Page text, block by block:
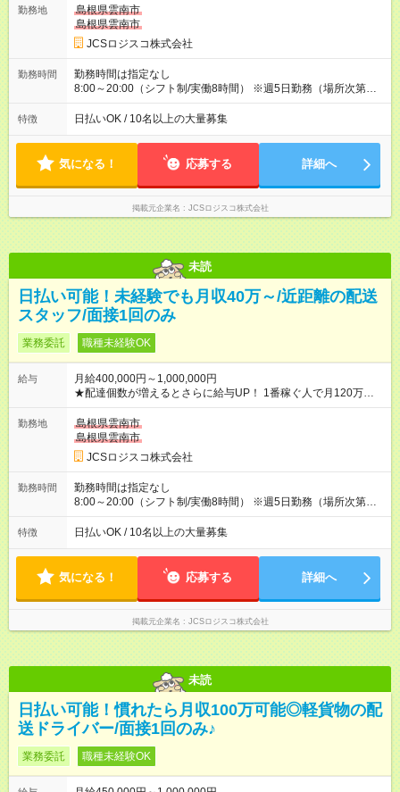
万円／週6日稼働 ・地方郊外エリア 月収40万円／週5日稼働 月
収40万円~50万円／週6日稼働 ＜モデルイメージ＞ ■月収50万
円 (27歳男性/江東区在住)※元建築関係 1日150個配達×25日勤務
(日休み) ■月収80万円(43歳男性/墨田区在住)※元営業 1日200個
勤務地
島根県雲南市
島根県雲南市
JCSロジスコ株式会社
勤務時間
勤務時間は指定なし
8:00～20:00（シフト制/実働8時間） ※週5日勤務（場所次第で
は週4も有り） ※配達状況によって時間外での勤務可能性有り ※
案件により多少の前後あり ※配達が完了次第、帰社OKです
特徴 日払いOK / 10名以上の大量募集
気になる！ 応募する 詳細へ
掲載元企業名 JCSロジスコ株式会社
未読
日払い可能！未経験でも月収40万～/近距離の配送
スタッフ/面接1回のみ
業務委託 職種未経験OK
給与
月給400,000円～1,000,000円
★配達個数が増えるとさらに給与UP！ 1番稼ぐ人で月120万ほ
ど！ ・主要都市エリア 月収55万円／週5日稼働 月収65万~112
万円／週6日稼働 ・地方郊外エリア 月収40万円／週5日稼働 月
収40万円~50万円／週6日稼働 ＜モデルイメージ＞ ■月収50万
円 (27歳男性/江東区在住)※元建築関係 1日150個配達×25日勤務
(日休み) ■月収80万円(43歳男性/墨田区在住)※元営業 1日200個
勤務地
島根県雲南市
島根県雲南市
JCSロジスコ株式会社
勤務時間
勤務時間は指定なし
8:00～20:00（シフト制/実働8時間） ※週5日勤務（場所次第で
は週4も有り） ※配達状況によって時間外での勤務可能性有り ※
案件により多少の前後あり ※配達が完了次第、帰社OKです
特徴 日払いOK / 10名以上の大量募集
気になる！ 応募する 詳細へ
掲載元企業名 JCSロジスコ株式会社
未読
日払い可能！慣れたら月収100万可能◎軽貨物の配
送ドライバー/面接1回のみ♪
業務委託 職種未経験OK